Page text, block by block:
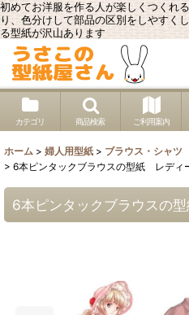
初めてお洋服を作る人が楽しくつくれ
り、色分けして部品の区別をしやすく
る型紙が沢山あります
カテゴリ 商品検索 ご利用案内
ホーム > 婦人用型紙 > ブラウス・シャツ
> 6本ピンタックブラウスの型紙 レディ
6本ピンタックブラウスの